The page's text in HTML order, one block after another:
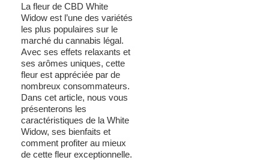
La fleur de CBD White
Widow est l’une des variétés
les plus populaires sur le
marché du cannabis légal.
Avec ses effets relaxants et
ses arômes uniques, cette
fleur est appréciée par de
nombreux consommateurs.
Dans cet article, nous vous
présenterons les
caractéristiques de la White
Widow, ses bienfaits et
comment profiter au mieux
de cette fleur exceptionnelle.